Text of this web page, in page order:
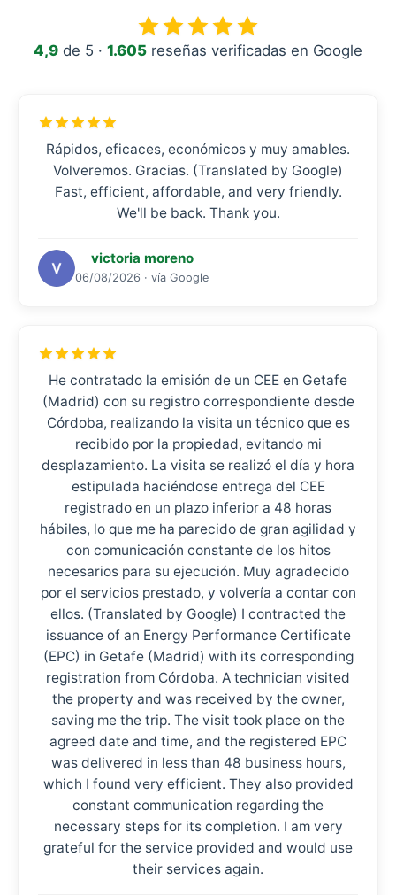
4,9 de 5 · 1.605 reseñas verificadas en Google
Rápidos, eficaces, económicos y muy amables.
Volveremos. Gracias. (Translated by Google)
Fast, efficient, affordable, and very friendly.
We'll be back. Thank you.
victoria moreno
06/08/2026 · vía Google
He contratado la emisión de un CEE en Getafe
(Madrid) con su registro correspondiente desde
Córdoba, realizando la visita un técnico que es
recibido por la propiedad, evitando mi
desplazamiento. La visita se realizó el día y hora
estipulada haciéndose entrega del CEE
registrado en un plazo inferior a 48 horas
hábiles, lo que me ha parecido de gran agilidad y
con comunicación constante de los hitos
necesarios para su ejecución. Muy agradecido
por el servicios prestado, y volvería a contar con
ellos. (Translated by Google) I contracted the
issuance of an Energy Performance Certificate
(EPC) in Getafe (Madrid) with its corresponding
registration from Córdoba. A technician visited
the property and was received by the owner,
saving me the trip. The visit took place on the
agreed date and time, and the registered EPC
was delivered in less than 48 business hours,
which I found very efficient. They also provided
constant communication regarding the
necessary steps for its completion. I am very
grateful for the service provided and would use
their services again.